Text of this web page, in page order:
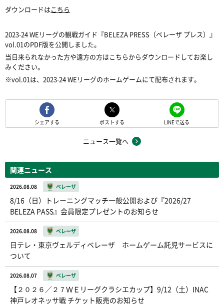
ダウンロードはこちら
2023‐24 WEリーグの観戦ガイド『BELEZA PRESS（ベレーザ プレス）』
vol.01のPDF版を公開しました。
当日来られなかった方や遠方の方はこちらからダウンロードしてお楽し
みください。
※vol.01は、2023‐24 WEリーグのホームゲームにて配布されます。
シェアする ポストする LINEで送る
ニュース一覧へ
関連ニュース
2026.08.08 ベレーザ
8/16（日）トレーニングマッチ一般公開および『2026/27
BELEZA PASS』会員限定プレゼントのお知らせ
2026.08.08 ベレーザ
日テレ・東京ヴェルディベレーザ ホームゲーム託児サービスに
ついて
2026.08.07 ベレーザ
【２０２６／２７ＷＥリーグクラシエカップ】9/12（土）INAC
神戸レオネッサ戦 チケット販売のお知らせ